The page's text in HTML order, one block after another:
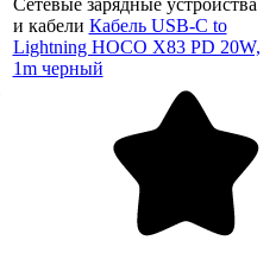
и кабели Кабель USB-C to
Lightning HOCO X83 PD 20W,
1m черный